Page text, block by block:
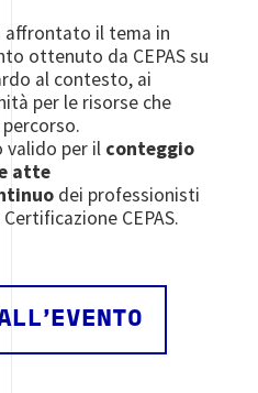
affrontato il tema in
ottenuto da CEPAS su
al contesto, ai
per le risorse che
valido per il conteggio
atte
dei professionisti
CEPAS.